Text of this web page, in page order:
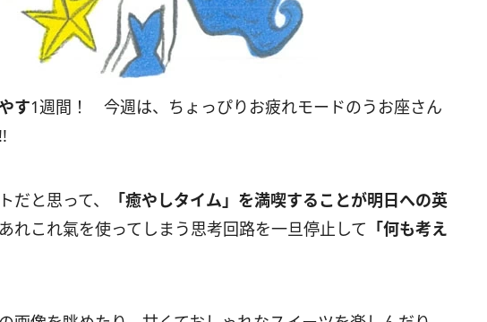
す1週間！ 今週は、ちょっぴりお疲れモードのうお座さん
だと思って、
「癒やしタイム」を満喫することが明日への英
これ氣を使ってしまう思考回路を一旦停止して 「何も考え